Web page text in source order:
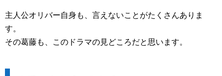
主人公オリバー自身も、言えないことがたくさんありま
す。
その葛藤も、このドラマの見どころだと思います。